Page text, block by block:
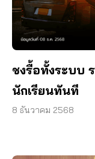
ชงรื้อทั้งระบบ
นักเรียนทันที
8 ธันวาคม 2568